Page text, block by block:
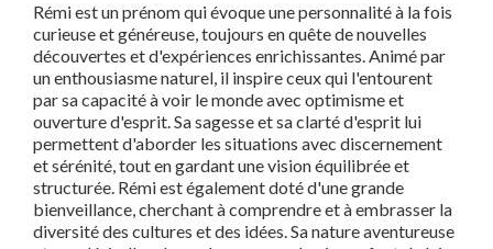
Rémi est un prénom qui évoque une personnalité à la fois
curieuse et généreuse, toujours en quête de nouvelles
découvertes et d'expériences enrichissantes. Animé par
un enthousiasme naturel, il inspire ceux qui l'entourent
par sa capacité à voir le monde avec optimisme et
ouverture d'esprit. Sa sagesse et sa clarté d'esprit lui
permettent d'aborder les situations avec discernement
et sérénité, tout en gardant une vision équilibrée et
structurée. Rémi est également doté d'une grande
bienveillance, cherchant à comprendre et à embrasser la
diversité des cultures et des idées. Sa nature aventureuse